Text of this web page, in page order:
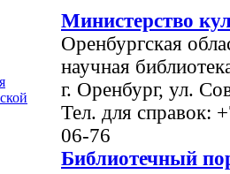
Министерство
Оренбургская
научная
г. Оренбург, ул.
Тел. для справок:
06-76
Библиотечный